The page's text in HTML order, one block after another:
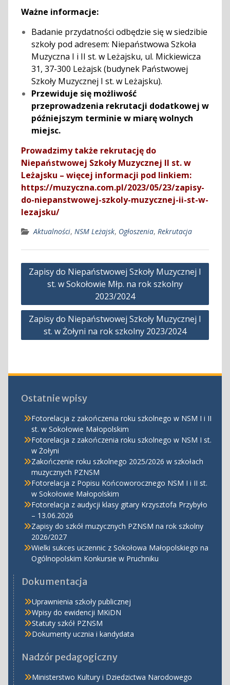
Ważne informacje:
Badanie przydatności odbędzie się w siedzibie
szkoły pod adresem: Niepaństwowa Szkoła
Muzyczna I i II st. w Leżajsku, ul. Mickiewicza
31, 37-300 Leżajsk (budynek Państwowej
Szkoły Muzycznej I st. w Leżajsku).
Przewiduje się możliwość
przeprowadzenia rekrutacji dodatkowej w
późniejszym terminie w miarę wolnych
miejsc.
Prowadzimy także rekrutację do
Niepaństwowej Szkoły Muzycznej II st. w
Leżajsku – więcej informacji pod linkiem:
https://muzyczna.com.pl/2023/05/23/zapisy-
do-niepanstwowej-szkoly-muzycznej-ii-st-w-
lezajsku/
Aktualności, NSM Leżajsk, Ogłoszenia, Rekrutacja
Nawigacja
wpisu
Zapisy do Niepaństwowej Szkoły Muzycznej I
st. w Sokołowie Młp. na rok szkolny
2023/2024
Zapisy do Niepaństwowej Szkoły Muzycznej I
st. w Żołyni na rok szkolny 2023/2024
Ostatnie wpisy
Fotorelacja z zakończenia roku szkolnego w NSM I i II
st. w Sokołowie Małopolskim
Fotorelacja z zakończenia roku szkolnego w NSM I st.
w Żołyni
Zakończenie roku szkolnego 2025/2026 w szkołach
muzycznych PZNSM
Fotorelacja z Popisu Końcoworocznego NSM I i II st.
w Sokołowie Małopolskim
Fotorelacja z audycji klasy gitary Krzysztofa Przybyło
– 13.06.2026
Zapisy do szkół muzycznych PZNSM na rok szkolny
2026/2027
Wielki sukces uczennic z Sokołowa Małopolskiego na
Ogólnopolskim Konkursie w Pruchniku
Dokumentacja
Uprawnienia szkoły publicznej
Wpisy do ewidencji MKiDN
Statuty szkół PZNSM
Dokumenty ucznia i kandydata
Nadzór pedagogiczny
Ministerstwo Kultury i Dziedzictwa Narodowego